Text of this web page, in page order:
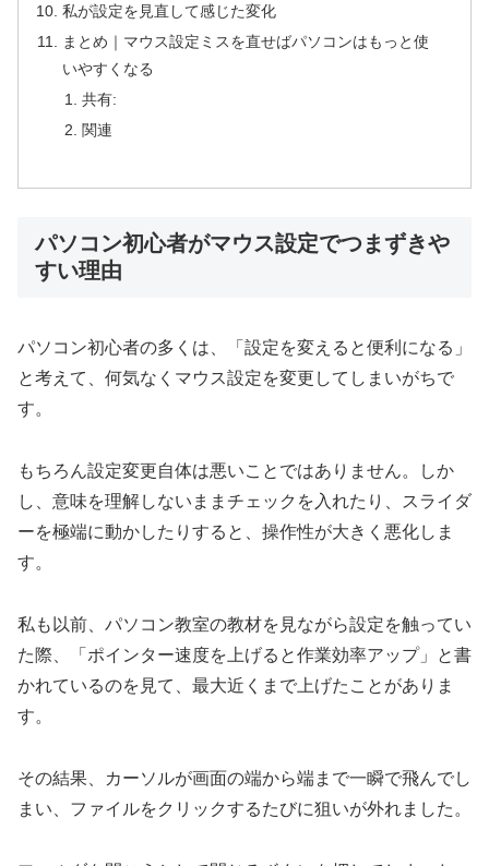
私が設定を見直して感じた変化
まとめ｜マウス設定ミスを直せばパソコンはもっと使
いやすくなる
共有:
関連
パソコン初心者がマウス設定でつまずきや
すい理由
パソコン初心者の多くは、「設定を変えると便利になる」
と考えて、何気なくマウス設定を変更してしまいがちで
す。
もちろん設定変更自体は悪いことではありません。しか
し、意味を理解しないままチェックを入れたり、スライダ
ーを極端に動かしたりすると、操作性が大きく悪化しま
す。
私も以前、パソコン教室の教材を見ながら設定を触ってい
た際、「ポインター速度を上げると作業効率アップ」と書
かれているのを見て、最大近くまで上げたことがありま
す。
その結果、カーソルが画面の端から端まで一瞬で飛んでし
まい、ファイルをクリックするたびに狙いが外れました。